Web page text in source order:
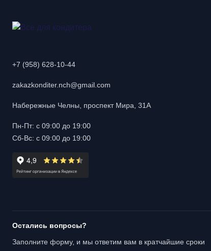
+7 (958) 628-10-44
zakazkonditer.nch@gmail.com
Набережные Челны, проспект Мира, 31А
Пн-Пт: с 09:00 до 19:00
Сб-Вс: с 09:00 до 19:00
Остались вопросы?
Заполните форму, и мы ответим вам в кратчайшие сроки